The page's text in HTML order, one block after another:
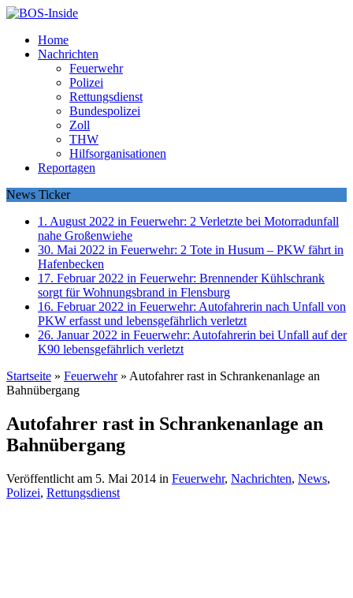
Home
Nachrichten
Feuerwehr
Polizei
Rettungsdienst
Bundespolizei
Zoll
THW
Hilfsorganisationen
Reportagen
News Ticker
1. August 2022 in Feuerwehr: 2 Verletzte bei Motorradunfall
nahe Großenwiehe
30. Mai 2022 in Feuerwehr: 2 Tote in Husum – PKW fährt in
Hafenbecken
17. Februar 2022 in Feuerwehr: Brennender Kühlschrank
sorgt für Wohnungsbrand in Flensburg
16. Februar 2022 in Feuerwehr: Autofahrerin nach Unfall von
PKW erfasst und lebensgefährlich verletzt
26. Januar 2022 in Feuerwehr: Autofahrerin bei Unfall auf der
K90 lebensgefährlich verletzt
Startseite » Feuerwehr » Autofahrer rast in Schrankenanlage an
Bahnübergang
Autofahrer rast in Schrankenanlage an
Bahnübergang
Veröffentlicht am 5. Mai 2014 in Feuerwehr, Nachrichten, News,
Polizei, Rettungsdienst